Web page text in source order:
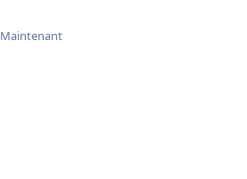
Maintenant